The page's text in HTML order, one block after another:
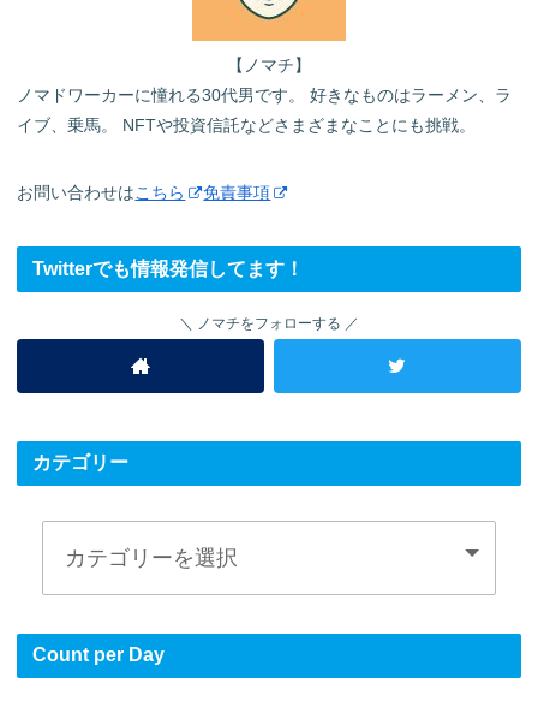
【ノマチ】
ノマドワーカーに憧れる30代男です。 好きなものはラーメン、ラ
イブ、乗馬。 NFTや投資信託などさまざまなことにも挑戦。
お問い合わせはこちら 免責事項
Twitterでも情報発信してます！
ノマチをフォローする
カテゴリー
Count per Day